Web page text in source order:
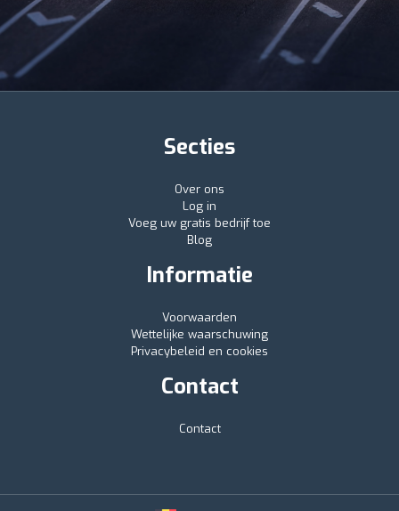
Secties
Over ons
Log in
Voeg uw gratis bedrijf toe
Blog
Informatie
Voorwaarden
Wettelijke waarschuwing
Privacybeleid en cookies
Contact
Contact